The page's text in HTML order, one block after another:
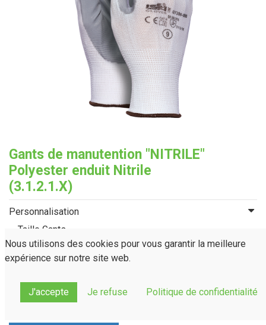
Gants de manutention "NITRILE"
Polyester enduit Nitrile
(3.1.2.1.X)
Personnalisation
Taille Gants
T.08 T.09 T.10
Nous utilisons des cookies pour vous garantir la meilleure
expérience sur notre site web.
J'accepte Je refuse Politique de confidentialité